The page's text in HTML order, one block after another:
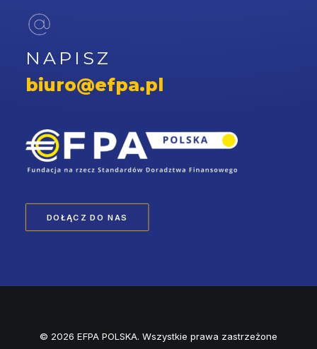
DOŁĄCZ DO NAS
NAPISZ
biuro@efpa.pl
© 2026 EFPA POLSKA. Wszystkie prawa zastrzeżone